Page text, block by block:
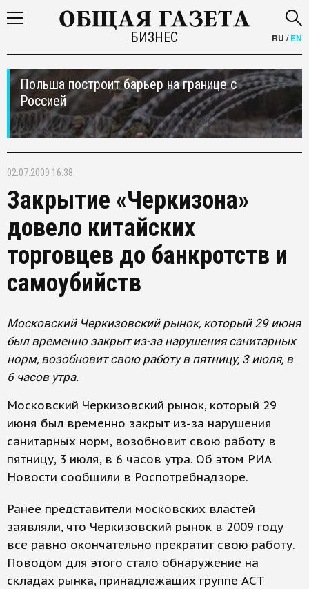
БИЗНЕС RU /EN
Польша построит барьер на границе с
Россией
02.07.2009 16:38
Закрытие «Черкизона»
довело китайских
торговцев до банкротств и
самоубийств
Московский Черкизовский рынок, который 29 июня
был временно закрыт из-за нарушения санитарных
норм, возобновит свою работу в пятницу, 3 июля, в
6 часов утра.
Московский Черкизовский рынок, который 29
июня был временно закрыт из-за нарушения
санитарных норм, возобновит свою работу в
пятницу, 3 июля, в 6 часов утра. Об этом РИА
Новости сообщили в Роспотребнадзоре.
Ранее представители московских властей
заявляли, что Черкизовский рынок в 2009 году
все равно окончательно прекратит свою работу.
Поводом для этого стало обнаружение на
складах рынка, принадлежащих группе АСТ